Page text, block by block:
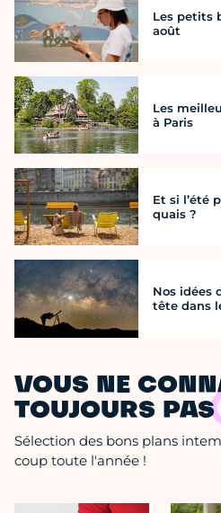
Les petits
août
Les
à Paris
Et si l’été
quais ?
Nos idées
tête dans
VOUS NE
TOUJOURS PAS
Sélection des bons plans
coup toute l'année !